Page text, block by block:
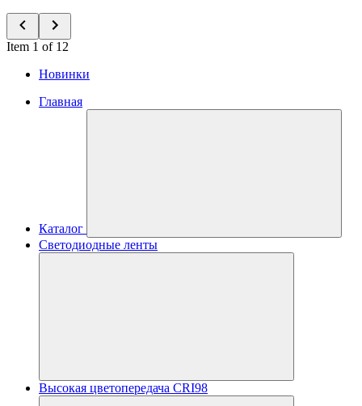
Item 1 of 12
Новинки
Главная
Каталог
Светодиодные ленты
Высокая цветопередача CRI98